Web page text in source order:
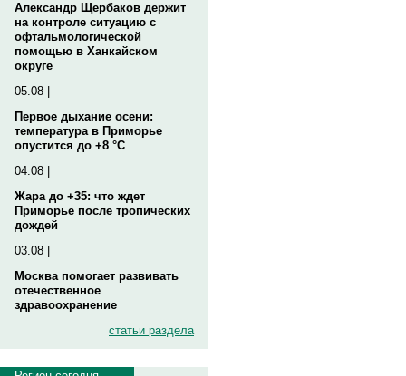
Александр Щербаков держит
на контроле ситуацию с
офтальмологической
помощью в Ханкайском
округе
05.08 |
Первое дыхание осени:
температура в Приморье
опустится до +8 °C
04.08 |
Жара до +35: что ждет
Приморье после тропических
дождей
03.08 |
Москва помогает развивать
отечественное
здравоохранение
статьи раздела